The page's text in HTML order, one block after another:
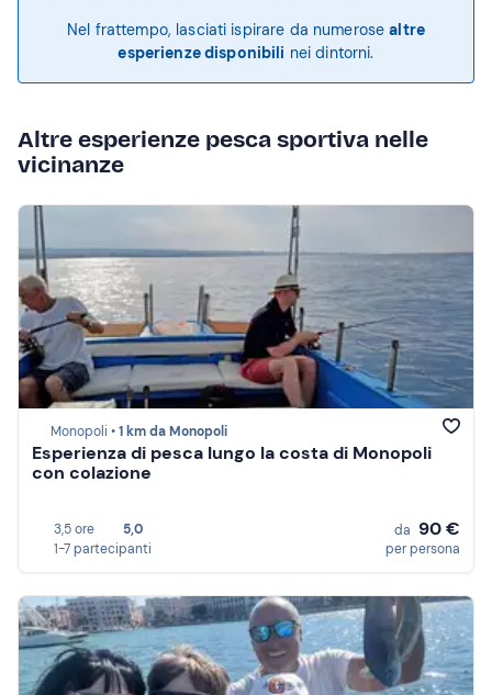
Nel frattempo, lasciati ispirare da numerosealtre
esperienze disponibili nei dintorni.
Altre esperienze pesca sportiva nelle
vicinanze
Monopoli •1 km da Monopoli
Esperienza di pesca lungo la costa di Monopoli
con colazione
3,5 ore
5,0
1-7 partecipanti
da 90 €
per persona